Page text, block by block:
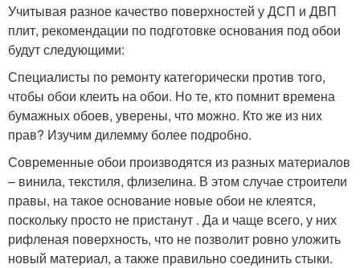
Учитывая разное качество поверхностей у ДСП и ДВП
плит, рекомендации по подготовке основания под обои
будут следующими:
Специалисты по ремонту категорически против того,
чтобы обои клеить на обои. Но те, кто помнит времена
бумажных обоев, уверены, что можно. Кто же из них
прав? Изучим дилемму более подробно.
Современные обои производятся из разных материалов
– винила, текстиля, флизелина. В этом случае строители
правы, на такое основание новые обои не клеятся,
поскольку просто не пристанут . Да и чаще всего, у них
рифленая поверхность, что не позволит ровно уложить
новый материал, а также правильно соединить стыки.